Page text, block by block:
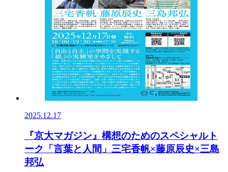
2025.12.17
『京大マガジン』構想のためのスペシャルト
ーク「言葉と人間」三宅香帆×藤原辰史×三島
邦弘